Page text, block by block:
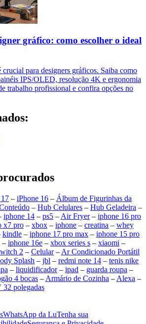
gráfico: como escolher o ideal
para designers gráficos. Saiba como
IPS/OLED, resolução 4K e ergonomia
trabalho profissional e confira opções no
– iPhone 16 – Álbum de Figurinhas da
– Hub Celulares – Hub Geladeira –
iphone 14 – ps5 – Air Fryer– iphone 16 pro
x7 pro – xbox – iphone – creatina – whey
kindle – iphone 17 pro max – iphone 15 pro
– iphone 16e – xbox series s – xiaomi –
2 – Celular– Ar Condicionado Portátil
Splash – jbl – redmi note 14 – tenis nike
– liquidificador– ipad – guarda roupa –
4 bocas – Armário de Cozinha – Alexa –
32 polegadas
WhatsApp da LuTenha sua